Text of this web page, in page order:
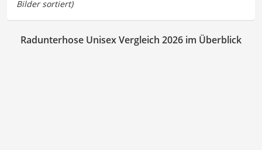
Radunterhose Unisex Vergleich 2026 im Überblick